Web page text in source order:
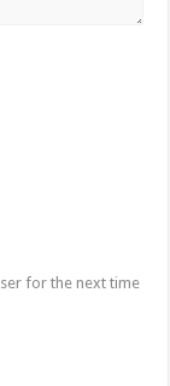
for the next time